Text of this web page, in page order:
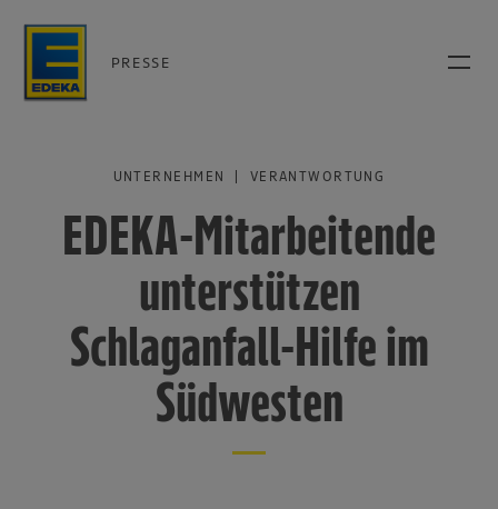
PRESSE
UNTERNEHMEN | VERANTWORTUNG
EDEKA-Mitarbeitende
unterstützen
Schlaganfall-Hilfe im
Südwesten